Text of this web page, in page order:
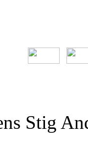
Stig